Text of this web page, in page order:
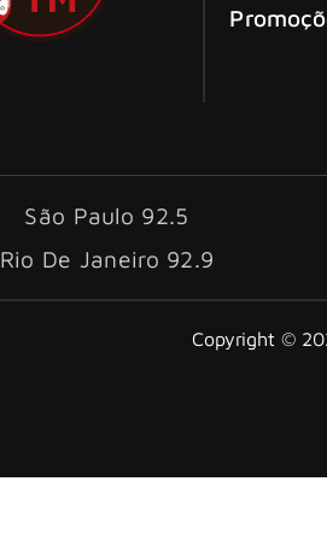
São Paulo 92.5
Rio De Janeiro 92.9
Copyright ©